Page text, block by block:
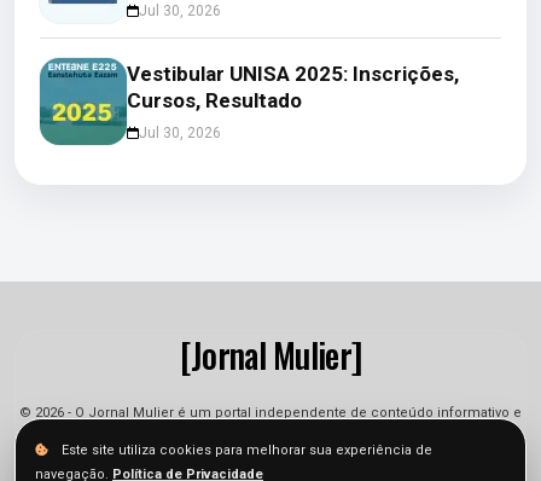
Jul 30, 2026
Vestibular UNISA 2025: Inscrições,
Cursos, Resultado
Jul 30, 2026
[Jornal Mulier]
© 2026 - O Jornal Mulier é um portal independente de conteúdo informativo e
jornalístico. As informações podem sofrer alterações.
Este site utiliza cookies para melhorar sua experiência de
navegação. Política de Privacidade